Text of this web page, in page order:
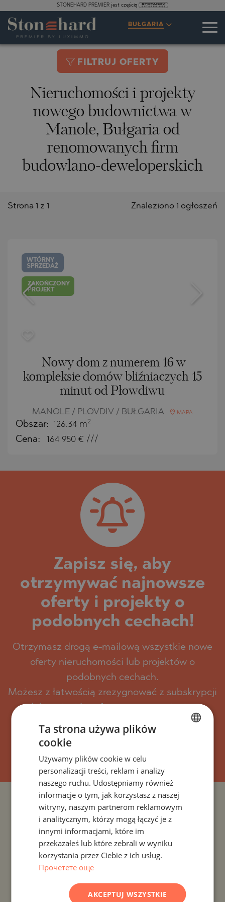
STONEHARD PREMIER jest częścią
BUŁGARIA
FILTRUJ OFERTY
Nieruchomości i projekty
nowego budownictwa w
Manole, Bułgaria od
renomowanych firm
budowlano-deweloperskich
Znaleziono 1 ogłoszeń
Strona 1 z 1
WTÓRNY
SPRZEDAŻ
ZAKOŃCZONY
PROJEKT
Nowy dom z numerem 16 w
kompleksie domów bliźniaczych 15
minut od Płowdiwu
MANOLE / PLOVDIV / BUŁGARIA MAPA
Obszar: 126.34 m2
Cena: 164 950 € ///
Zapisz się, aby
otrzymywać najnowsze
oferty i projekty o
podobnych cechach!
Otrzymasz drogą e-mailową wszystkie nowe
oferty nieruchomości lub projektów o
podobnych cechach.
Możesz z łatwością zrezygnować z subskrypcji
lub zmienić preferowane ustawienia.
PROJEKTY I NIERUCHOMOŚCI WEDŁUG KRAJU
PROJEKTY I NIERUCHOMOŚCI WEDŁUG ROZLICZENIA
PROJEKTY I NIERUCHOMOŚCI WEDŁUG TYPU
NIERUCHOMOŚCI
PROJEKTY I NIERUCHOMOŚCI WEDŁUG REGIONU
GERMAN
FRENCH
ROMANIAN
Ta strona używa plików
cookie
Używamy plików cookie w celu
personalizacji treści, reklam i analizy
naszego ruchu. Udostępniamy również
informacje o tym, jak korzystasz z naszej
witryny, naszym partnerom reklamowym
i analitycznym, którzy mogą łączyć je z
innymi informacjami, które im
przekazałeś lub które zebrali w wyniku
korzystania przez Ciebie z ich usług.
Прочетете още
AKCEPTUJ WSZYSTKIE